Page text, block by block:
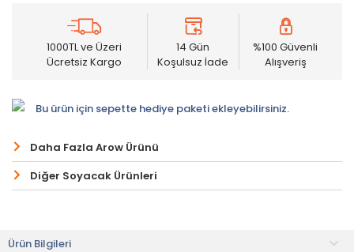
1000TL ve Üzeri
Ücretsiz Kargo
14 Gün
Koşulsuz İade
%100 Güvenli
Alışveriş
Bu ürün için sepette hediye paketi ekleyebilirsiniz.
Daha Fazla Arow Ürünü
Diğer Soyacak Ürünleri
Ürün Bilgileri